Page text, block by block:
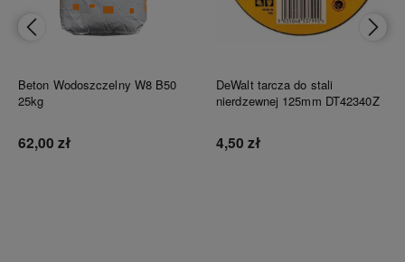
Beton Wodoszczelny W8 B50
25kg
62,00 zł
DeWalt tarcza do stali
nierdzewnej 125mm DT42340Z
4,50 zł